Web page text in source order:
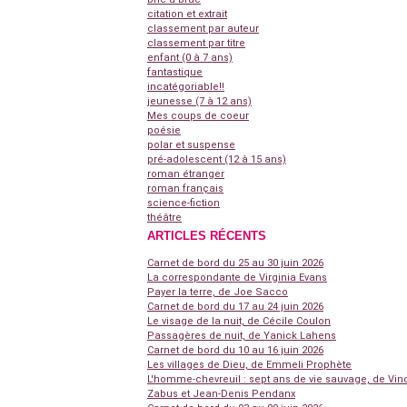
citation et extrait
classement par auteur
classement par titre
enfant (0 à 7 ans)
fantastique
incatégoriable!!
jeunesse (7 à 12 ans)
Mes coups de coeur
poésie
polar et suspense
pré-adolescent (12 à 15 ans)
roman étranger
roman français
science-fiction
théâtre
ARTICLES RÉCENTS
Carnet de bord du 25 au 30 juin 2026
La correspondante de Virginia Evans
Payer la terre, de Joe Sacco
Carnet de bord du 17 au 24 juin 2026
Le visage de la nuit, de Cécile Coulon
Passagères de nuit, de Yanick Lahens
Carnet de bord du 10 au 16 juin 2026
Les villages de Dieu, de Emmeli Prophète
L'homme-chevreuil : sept ans de vie sauvage, de
Zabus et Jean-Denis Pendanx